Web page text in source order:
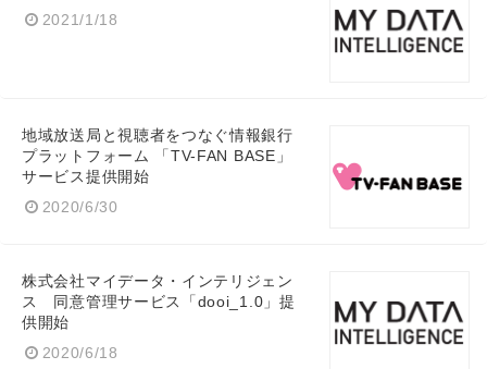
2021/1/18
地域放送局と視聴者をつなぐ情報銀行
プラットフォーム 「TV-FAN BASE」
サービス提供開始
2020/6/30
株式会社マイデータ・インテリジェン
ス 同意管理サービス「dooi_1.0」提
供開始
2020/6/18